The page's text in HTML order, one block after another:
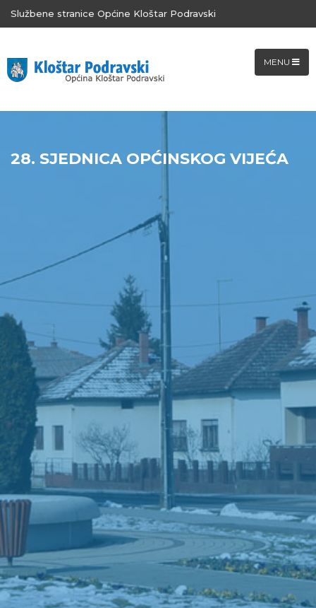
Službene stranice Općine Kloštar Podravski
MENU
28. SJEDNICA OPĆINSKOG VIJEĆA